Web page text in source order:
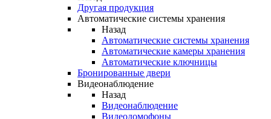
Другая продукция
Автоматические системы хранения
Назад
Автоматические системы хранения
Автоматические камеры хранения
Автоматические ключницы
Бронированные двери
Видеонаблюдение
Назад
Видеонаблюдение
Видеодомофоны